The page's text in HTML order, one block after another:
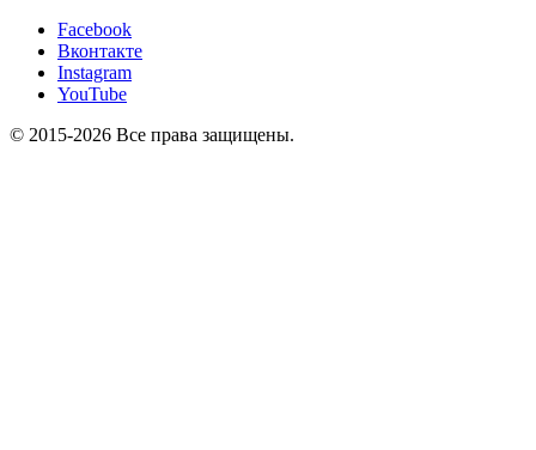
Facebook
Вконтакте
Instagram
YouTube
© 2015-2026 Все права защищены.